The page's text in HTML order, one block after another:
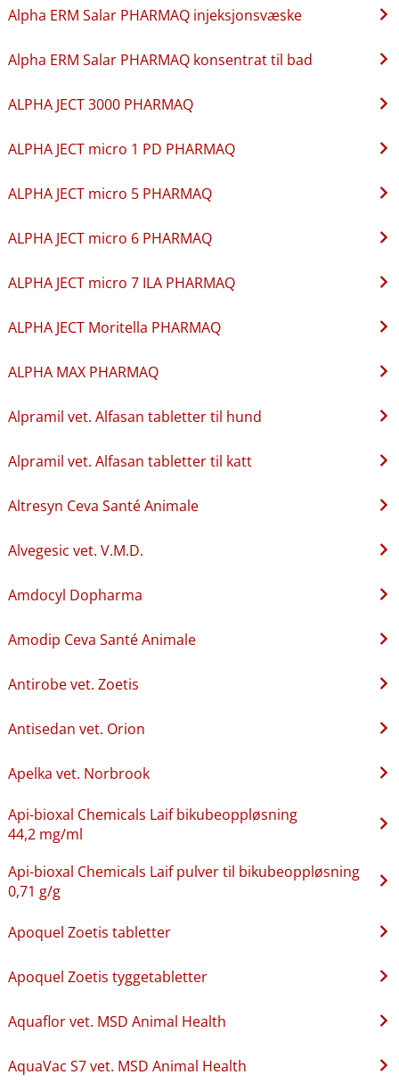
Alpha ERM Salar PHARMAQ injeksjonsvæske
Alpha ERM Salar PHARMAQ konsentrat til bad
ALPHA JECT 3000 PHARMAQ
ALPHA JECT micro 1 PD PHARMAQ
ALPHA JECT micro 5 PHARMAQ
ALPHA JECT micro 6 PHARMAQ
ALPHA JECT micro 7 ILA PHARMAQ
ALPHA JECT Moritella PHARMAQ
ALPHA MAX PHARMAQ
Alpramil vet. Alfasan tabletter til hund
Alpramil vet. Alfasan tabletter til katt
Altresyn Ceva Santé Animale
Alvegesic vet. V.M.D.
Amdocyl Dopharma
Amodip Ceva Santé Animale
Antirobe vet. Zoetis
Antisedan vet. Orion
Apelka vet. Norbrook
Api-bioxal Chemicals Laif bikubeoppløsning
44,2 mg/ml
Api-bioxal Chemicals Laif pulver til bikubeoppløsning
0,71 g/g
Apoquel Zoetis tabletter
Apoquel Zoetis tyggetabletter
Aquaflor vet. MSD Animal Health
AquaVac S7 vet. MSD Animal Health